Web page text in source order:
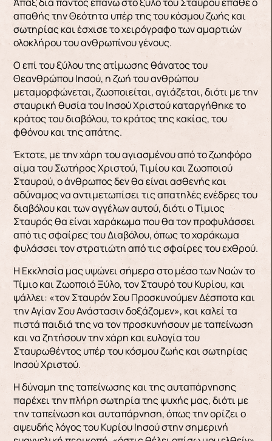
απαθής την Θεότητα υπέρ της του κόσμου ζωής και
σωτηρίας και έσχισε το χειρόγραφο των αμαρτιών
ολοκλήρου του ανθρωπίνου γένους.
Ο επί του ξύλου της ατίμωσης θάνατος του
Θεανθρώπου Ιησού, η ζωή του ανθρώπου
μεταμορφώνεται, ζωοποιείται, αγιάζεται, διότι με την
σταυρική θυσία του Ιησού Χριστού καταργήθηκε το
κράτος του διαβόλου, το κράτος της κακίας, του
φθόνου και της απάτης.
Έκτοτε, με την χάρη του αγιασμένου από το ζωηφόρο
αίμα του Σωτήρος Χριστού, Τιμίου και Ζωοποιού
Σταυρού, ο άνθρωπος δεν θα είναι ασθενής και
αδύναμος να αντιμετωπίσει τις απατηλές ενέδρες του
διαβόλου και των αγγέλων αυτού, διότι ο Τίμιος
Σταυρός θα είναι χαράκωμα που θα τον προφυλάσσει
από τις σφαίρες του Διαβόλου, όπως το χαράκωμα
φυλάσσει τον στρατιώτη από τις σφαίρες του εχθρού.
Η Εκκλησία μας υψώνει σήμερα στο μέσο των Ναών το
Τίμιο και Ζωοποιό Ξύλο, τον Σταυρό του Κυρίου, και
ψάλλει: «τον Σταυρόν Σου Προσκυνούμεν Δέσποτα και
την Αγίαν Σου Ανάστασιν δοξάζομεν», και καλεί τα
πιστά παιδιά της να τον προσκυνήσουν με ταπείνωση
και να ζητήσουν την χάρη και ευλογία του
Σταυρωθέντος υπέρ του κόσμου ζωής και σωτηρίας
Ιησού Χριστού.
Η δύναμη της ταπείνωσης και της αυταπάρνησης
παρέχει την πλήρη σωτηρία της ψυχής μας, διότι με
την ταπείνωση και αυταπάρνηση, όπως την ορίζει ο
αψευδής λόγος του Κυρίου Ιησού στην σημερινή